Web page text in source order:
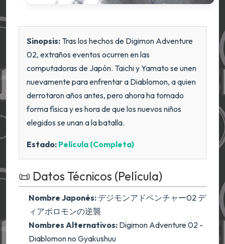
Sinopsis: Tras los hechos de Digimon Adventure
02, extraños eventos ocurren en las
computadoras de Japón. Taichi y Yamato se unen
nuevamente para enfrentar a Diablomon, a quien
derrotaron años antes, pero ahora ha tomado
forma física y es hora de que los nuevos niños
elegidos se unan a la batalla.
Estado: Película (Completa)
📜 Datos Técnicos (Película)
Nombre Japonés: デジモンアドベンチャー02 デ
ィアボロモンの逆襲
Nombres Alternativos: Digimon Adventure 02 -
Diablomon no Gyakushuu